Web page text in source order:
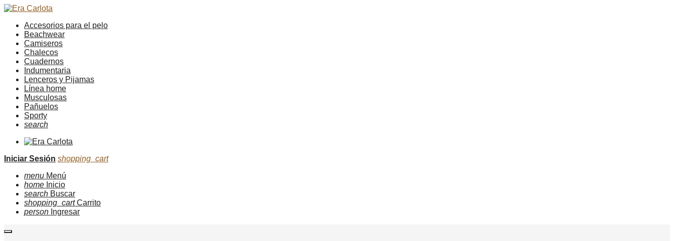
Accesorios para el pelo
Beachwear
Camiseros
Chalecos
Cuadernos
Indumentaria
Lenceros y Pijamas
Línea home
Musculosas
Pañuelos
Sporty
search
Iniciar Sesión shopping_cart
menu Menú
home Inicio
search Buscar
shopping_cart Carrito
person Ingresar